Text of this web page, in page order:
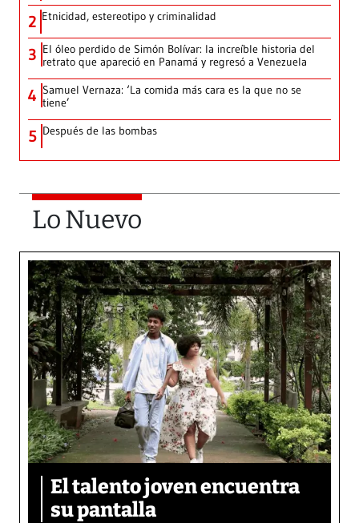
2 Etnicidad, estereotipo y criminalidad
3 El óleo perdido de Simón Bolívar: la increíble historia del
retrato que apareció en Panamá y regresó a Venezuela
4 Samuel Vernaza: ‘La comida más cara es la que no se
tiene’
5 Después de las bombas
Lo Nuevo
El talento joven encuentra
su pantalla​